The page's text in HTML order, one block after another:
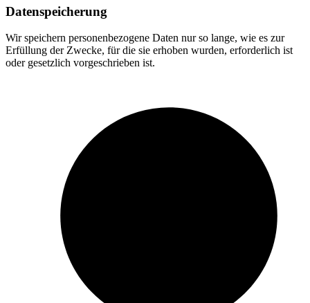
Datenspeicherung
Wir speichern personenbezogene Daten nur so lange, wie es zur
Erfüllung der Zwecke, für die sie erhoben wurden, erforderlich ist
oder gesetzlich vorgeschrieben ist.